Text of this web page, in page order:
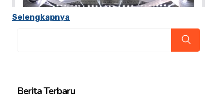
Selengkapnya
Berita Terbaru